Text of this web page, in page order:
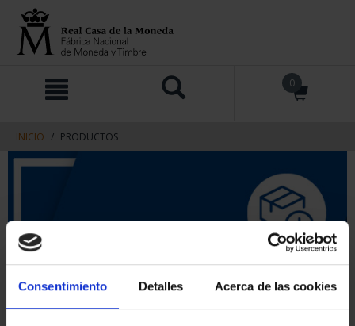
Consentimiento Detalles Acerca de las cookies
contenido
navegacin
0
INICIO PRODUCTOS